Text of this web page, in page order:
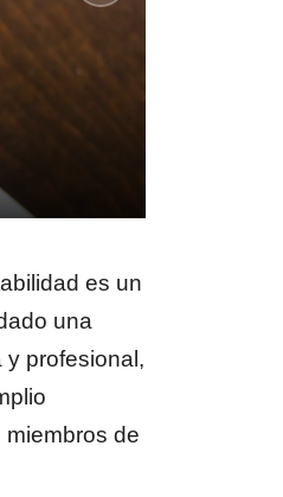
es un
una
profesional,
de